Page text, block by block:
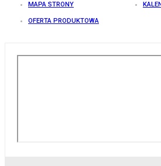
MAPA STRONY
OFERTA PRODUKTOWA